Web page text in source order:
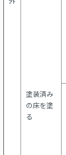
塗装済み
の床を塗
る